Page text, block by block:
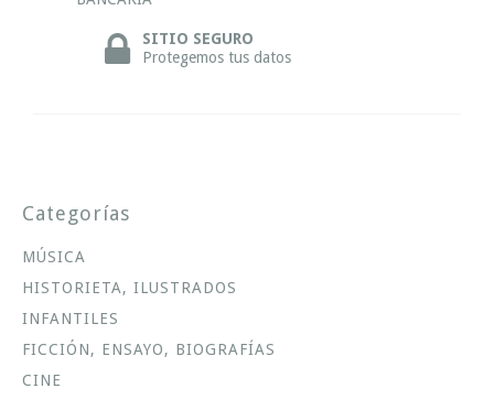
SITIO SEGURO
Protegemos tus datos
Categorías
MÚSICA
HISTORIETA, ILUSTRADOS
INFANTILES
FICCIÓN, ENSAYO, BIOGRAFÍAS
CINE